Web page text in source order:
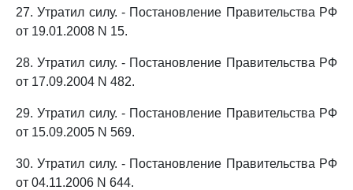
27. Утратил силу. - Постановление Правительства РФ
от 19.01.2008 N 15.
28. Утратил силу. - Постановление Правительства РФ
от 17.09.2004 N 482.
29. Утратил силу. - Постановление Правительства РФ
от 15.09.2005 N 569.
30. Утратил силу. - Постановление Правительства РФ
от 04.11.2006 N 644.